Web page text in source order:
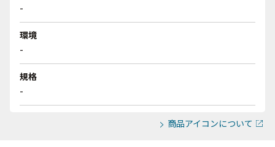
-
環境
-
規格
-
商品アイコンについて